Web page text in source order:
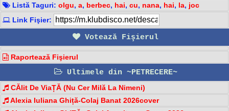
Listă Taguri: olgu, a, berbec, hai, cu, nana, hai, la, joc
Link Fişier:
Votează Fişierul
Raportează Fişierul
Ultimele din ~PETRECERE~
CĂlit De ViaȚĂ (Nu Cer Milă La Nimeni)
Alexia Iuliana Ghiță-Colaj Banat 2026cover